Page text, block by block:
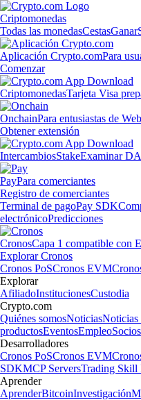
Criptomonedas
Todas las monedasCestasGanar
Aplicación Crypto.comPara
Comenzar
CriptomonedasTarjeta Visa
OnchainPara entusiastas de
Obtener extensión
IntercambiosStakeExaminar
PayPara comerciantes
Registro de comerciantes
Terminal de pagoPay SDK
electrónicoPredicciones
CronosCapa 1 compatible con
Explorar Cronos
Cronos PoSCronos EVM
Explorar
AfiliadoInstitucionesCustodia
Crypto.com
Quiénes somosNoticiasNoticias
productosEventosEmpleoSocios
Desarrolladores
Cronos PoSCronos EVM
SDKMCP ServersTrading Skill
Aprender
AprenderBitcoinInvestigación